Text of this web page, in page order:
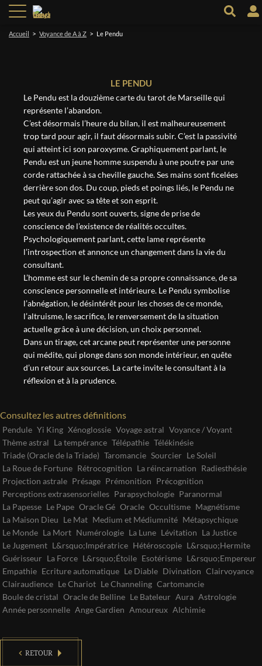
Accueil > Voyance de A à Z > Le Pendu
LE PENDU
Le Pendu est la douzième carte du tarot de Marseille qui
représente l’abandon.
C’est désormais l’heure du bilan, il est malheureusement
trop tard pour agir, il faut désormais subir. C’est la passivité
qui atteint ici son paroxysme. Graphiquement parlant, le
Pendu est un jeune homme suspendu à une poutre par une
corde rattachée à sa cheville gauche. Ses mains sont ficelées
derrière son dos. Du coup, pieds et poings liés, le Pendu ne
peut qu’agir avec sa tête et son esprit.
Les yeux du Pendu sont ouverts, signe de prise de
conscience de l’existence de réalités occultes.
Psychologiquement parlant, cette lame représente
l’introspection et annonce un changement dans la vie du
consultant.
L’homme est sur le chemin de sa propre connaissance, de sa
conscience personnelle et intérieure. Le Pendu symbolise
l’abnégation, le désintérêt pour les choses de ce monde,
l’altruisme, le sacrifice, le renversement de la situation
actuelle grâce à une décision, un choix personnel.
Dans un tirage, cet arcane peut représenter une personne
qui médite, qui plonge dans son monde intérieur, en quête
d’un retour aux sources. La carte invite le consultant à la
réflexion et à la prudence.
Consultez les autres définitions
Pendule Yi King Xénoglossie Voyage astral Voyance / Voyant
Thème astral La tempérance Télépathie Télékinésie
Triade (Oracle de la Triade) Taromancie Sourcier Le Soleil
La Roue de Fortune Rétrocognition La réincarnation Radiesthésie
Projection astrale Présage Prémonition Précognition
Perceptions extrasensorielles Parapsychologie Paranormal
La Papesse Le Pape Oracle Gé Oracle Occultisme Magnétisme
La Maison Dieu Le Mat Medium et Médiumnité Métapsychique
Le Monde La Mort Numérologie La Lune Lévitation La Justice
Le Jugement L&rsquo;Impératrice Hétéroscopie L&rsquo;Hermite
Guérisseur La Force L&rsquo;Étoile Esotérisme L&rsquo;Empereur
Empathie Ecriture automatique Le Diable Divination Clairvoyance
Clairaudience Le Chariot Le Channeling Cartomancie
Boule de cristal Oracle de Belline Le Bateleur Aura Astrologie
Année personnelle Ange Gardien Amoureux Alchimie
RETOUR